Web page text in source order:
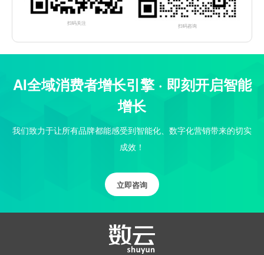
扫码关注 扫码咨询
AI全域消费者增长引擎 · 即刻开启智能
增长
我们致力于让所有品牌都能感受到智能化、数字化营销带来的切实
成效！
立即咨询